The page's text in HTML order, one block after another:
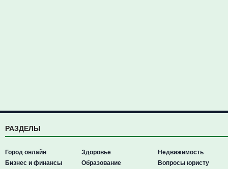
РАЗДЕЛЫ
Город онлайн
Бизнес и финансы
Здоровье
Образование
Недвижимость
Вопросы юристу